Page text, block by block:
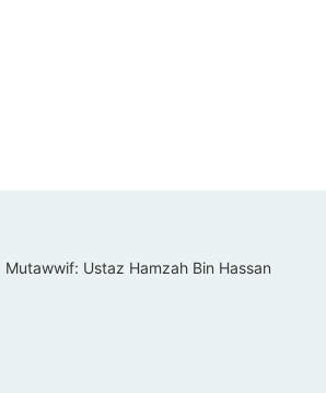
Mutawwif: Ustaz Hamzah Bin Hassan